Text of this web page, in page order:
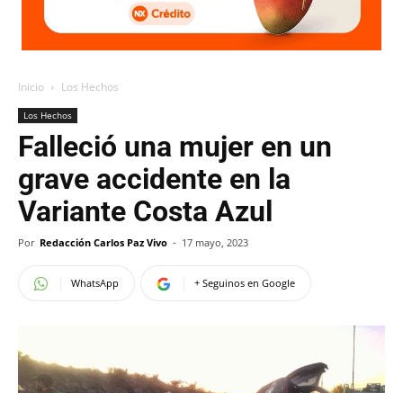
Inicio Los Hechos
Los Hechos
Falleció una mujer en un
grave accidente en la
Variante Costa Azul
Por Redacción Carlos Paz Vivo - 17 mayo, 2023
WhatsApp + Seguinos en Google